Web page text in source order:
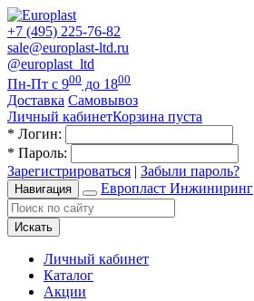
+7 (495) 225-76-82
sale@europlast-ltd.ru
@europlast_ltd
Пн-Пт с 900 до 1800
Доставка Самовывоз
Личный кабинетКорзина пуста
* Логин:
* Пароль:
Зарегистрироваться | Забыли пароль?
Навигация Европласт Инжиниринг
Искать
Личный кабинет
Каталог
Акции